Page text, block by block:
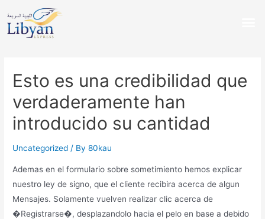
Esto es una credibilidad que
verdaderamente han
introducido su cantidad
Uncategorized / By80kau
Ademas en el formulario sobre sometimiento hemos explicar
nuestro ley de signo, que el cliente recibira acerca de algun
Mensajes. Solamente vuelven realizar clic acerca de
�Registrarse�, desplazandolo hacia el pelo en base a debido